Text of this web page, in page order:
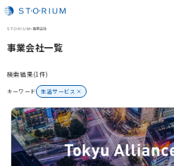
>事業会社
事業会社一覧
検索結果(1件)
キーワード 生活サービス